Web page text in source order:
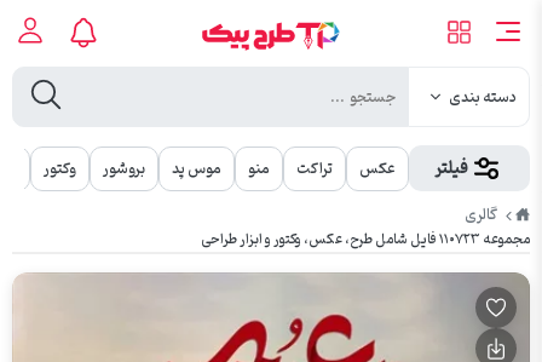
دسته بندی
فیلتر عکس تراکت منو موس پد بروشور وکتور
طرح
پیک
گالری
مجموعه ۱۱۰۷۲۳ فایل شامل طرح، عکس، وکتور و ابزار طراحی